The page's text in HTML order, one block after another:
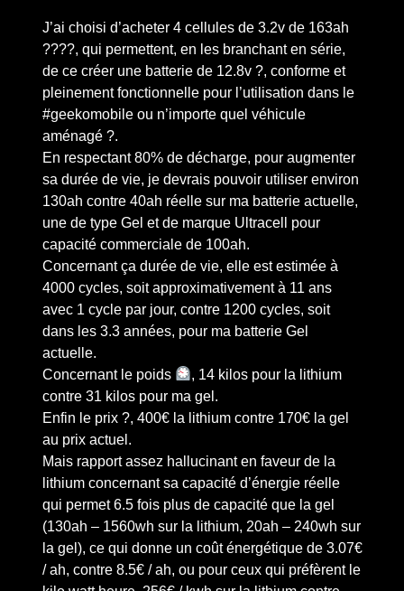
J’ai choisi d’acheter 4 cellules de 3.2v de 163ah
????, qui permettent, en les branchant en série,
de ce créer une batterie de 12.8v ?, conforme et
pleinement fonctionnelle pour l’utilisation dans le
#geekomobile ou n’importe quel véhicule
aménagé ?.
En respectant 80% de décharge, pour augmenter
sa durée de vie, je devrais pouvoir utiliser environ
130ah contre 40ah réelle sur ma batterie actuelle,
une de type Gel et de marque Ultracell pour
capacité commerciale de 100ah.
Concernant ça durée de vie, elle est estimée à
4000 cycles, soit approximativement à 11 ans
avec 1 cycle par jour, contre 1200 cycles, soit
dans les 3.3 années, pour ma batterie Gel
actuelle.
Concernant le poids
, 14 kilos pour la lithium
contre 31 kilos pour ma gel.
Enfin le prix ?, 400€ la lithium contre 170€ la gel
au prix actuel.
Mais rapport assez hallucinant en faveur de la
lithium concernant sa capacité d’énergie réelle
qui permet 6.5 fois plus de capacité que la gel
(130ah – 1560wh sur la lithium, 20ah – 240wh sur
la gel), ce qui donne un coût énergétique de 3.07€
/ ah, contre 8.5€ / ah, ou pour ceux qui préfèrent le